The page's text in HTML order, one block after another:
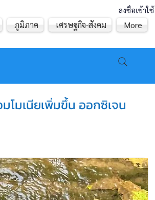
ลงชื่อเข้าใช้
ภูมิภาค เศรษฐกิจ-สังคม More
โมเนียเพิ่มขึ้น ออกซิเจน